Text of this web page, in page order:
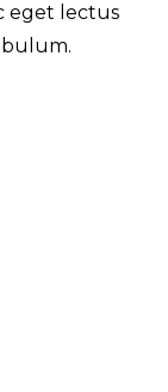
eget lectus